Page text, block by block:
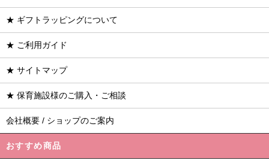
★ ギフトラッピングについて
★ ご利用ガイド
★ サイトマップ
★ 保育施設様のご購入・ご相談
会社概要 / ショップのご案内
おすすめ商品